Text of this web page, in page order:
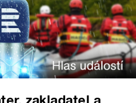
zakladatel a